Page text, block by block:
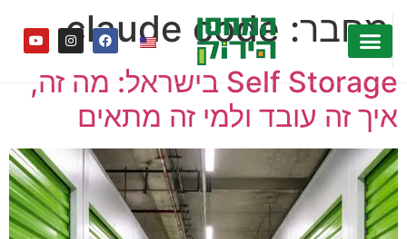
מחבר: claude code
Self Storage בישראל: מה זה,
איך זה עובד ולמי זה מתאים